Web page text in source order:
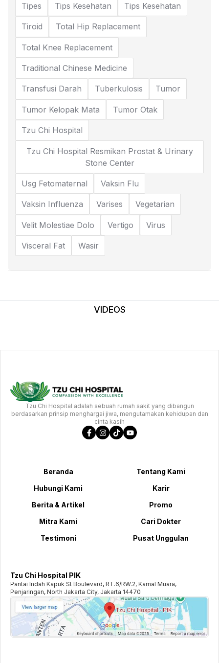
Tipes Tips Kesehatan Tips Kesehatan
Tiroid Total Hip Replacement
Total Knee Replacement
Traditional Chinese Medicine
Transfusi Darah Tuberkulosis Tumor
Tumor Kelopak Mata Tumor Otak
Tzu Chi Hospital
Tzu Chi Hospital Resmikan Prostat & Urinary
Stone Center
Usg Fetomaternal Vaksin Flu
Vaksin Influenza Varises Vegetarian
Velit Molestiae Dolo Vertigo Virus
Visceral Fat Wasir
VIDEOS
Tzu Chi Hospital adalah sebuah rumah sakit yang dibangun
berdasarkan prinsip menghargai jiwa, mengutamakan kehidupan dan
cinta kasih
Beranda
Tentang Kami
Hubungi Kami
Karir
Berita & Artikel
Promo
Mitra Kami
Cari Dokter
Testimoni
Pusat Unggulan
Tzu Chi Hospital PIK
Pantai Indah Kapuk St Boulevard, RT.6/RW.2, Kamal Muara,
Penjaringan, North Jakarta City, Jakarta 14470